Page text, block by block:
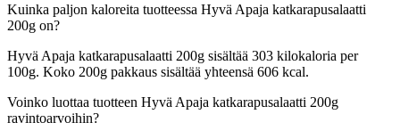
Kuinka paljon kaloreita tuotteessa Hyvä Apaja katkarapusalaatti
200g on?
Hyvä Apaja katkarapusalaatti 200g sisältää 303 kilokaloria per
100g. Koko 200g pakkaus sisältää yhteensä 606 kcal.
Voinko luottaa tuotteen Hyvä Apaja katkarapusalaatti 200g
ravintoarvoihin?